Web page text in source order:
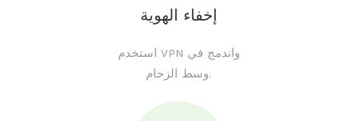
إخفاء الهوية
استخدم VPN واندمج في
وسط الزحام.